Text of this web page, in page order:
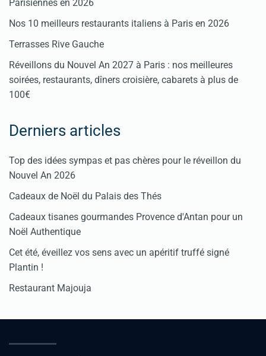
Parisiennes en 2026
Nos 10 meilleurs restaurants italiens à Paris en 2026
Terrasses Rive Gauche
Réveillons du Nouvel An 2027 à Paris : nos meilleures
soirées, restaurants, dîners croisière, cabarets à plus de
100€
Derniers articles
Top des idées sympas et pas chères pour le réveillon du
Nouvel An 2026
Cadeaux de Noël du Palais des Thés
Cadeaux tisanes gourmandes Provence d'Antan pour un
Noël Authentique
Cet été, éveillez vos sens avec un apéritif truffé signé
Plantin !
Restaurant Majouja